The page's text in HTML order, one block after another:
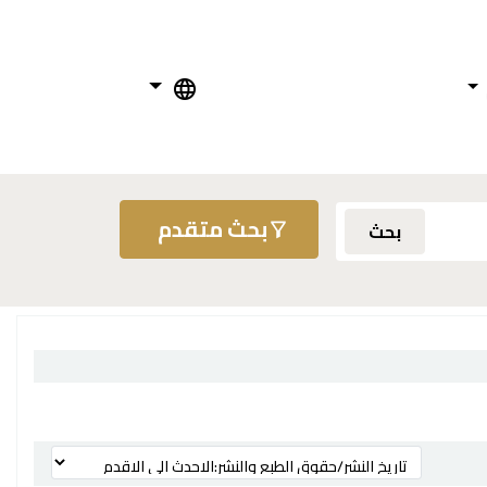
بحث بحث متقدم
ترتيب بواسطة: